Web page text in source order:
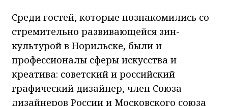
Среди гостей, которые познакомились со
стремительно развивающейся зин-
культурой в Норильске, были и
профессионалы сферы искусства и
креатива: советский и российский
графический дизайнер, член Союза
дизайнеров России и Московского союза